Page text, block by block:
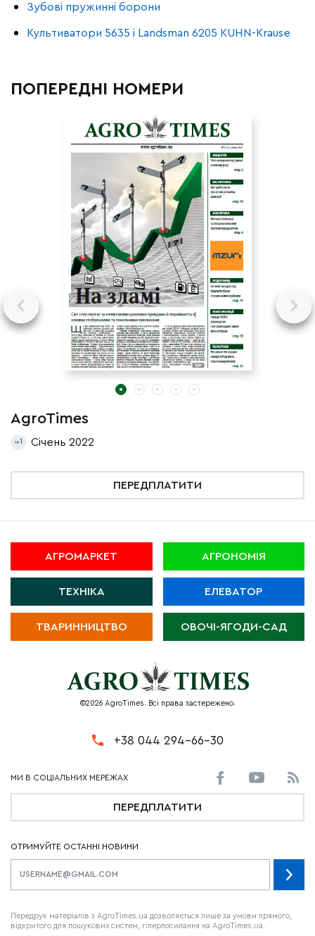
Зубові пружинні борони
Культиватори 5635 і Landsman 6205 KUHN-Krause
ПОПЕРЕДНІ НОМЕРИ
AgroTimes
1 Січень 2022
ПЕРЕДПЛАТИТИ
АГРОМАРКЕТ АГРОНОМІЯ
ТЕХНІКА ЕЛЕВАТОР
ТВАРИННИЦТВО ОВОЧІ-ЯГОДИ-САД
©2026 AgroTimes. Всі права застережено.
+38 044 294-66-30
ПЕРЕДПЛАТИТИ
ОТРИМУЙТЕ ОСТАННІ НОВИНИ
Передрук матеріалів з AgroTimes.ua дозволяється лише за умови прямого,
відкритого для пошукових систем, гіперпосилання на AgroTimes.ua.